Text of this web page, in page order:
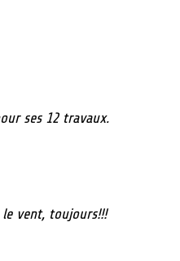
ses 12 travaux.
vent, toujours!!!